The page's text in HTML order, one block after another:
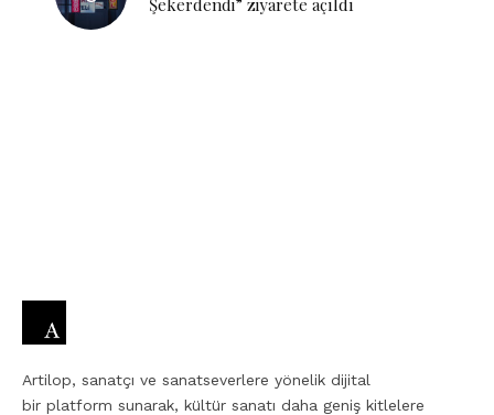
Artilop, sanatçı ve sanatseverlere yönelik dijital
bir platform sunarak, kültür sanatı daha geniş kitlelere